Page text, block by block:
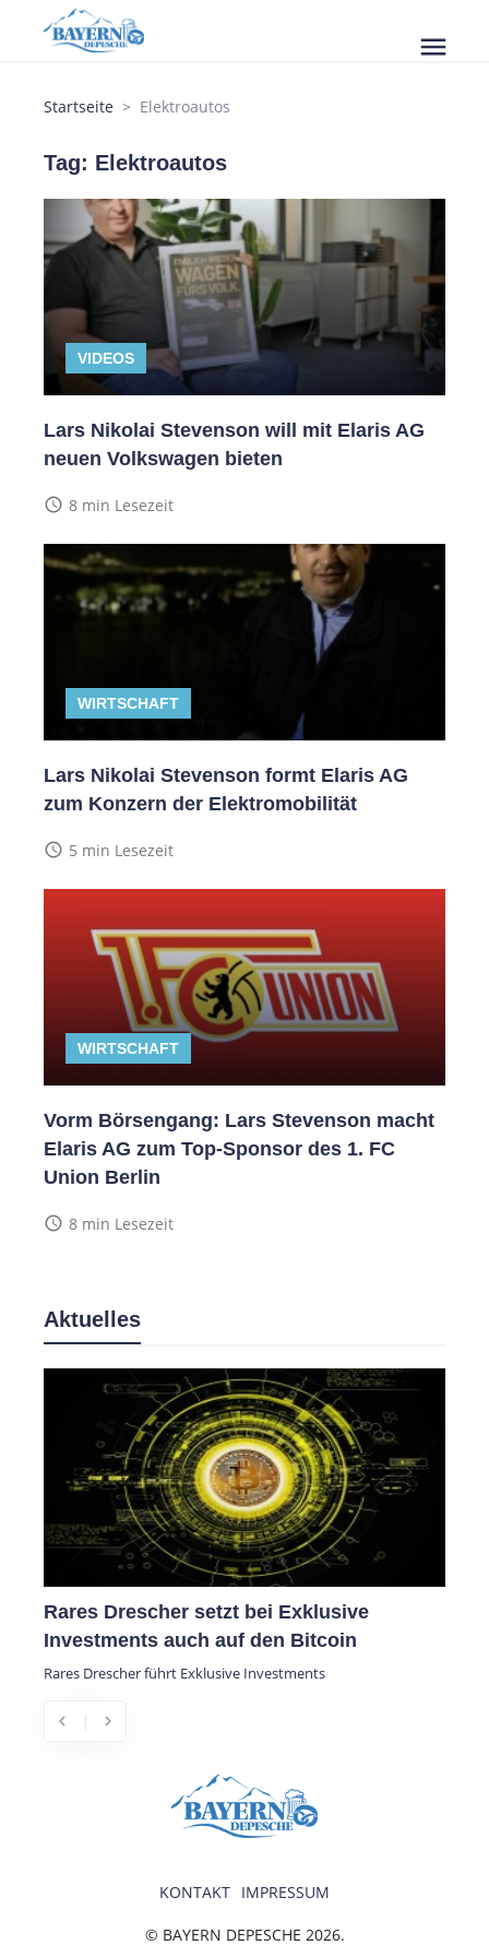
menu
Startseite Elektroautos
Tag: Elektroautos
VIDEOS
Lars Nikolai Stevenson will mit Elaris AG
neuen Volkswagen bieten
access_time 8 min Lesezeit
WIRTSCHAFT
Lars Nikolai Stevenson formt Elaris AG
zum Konzern der Elektromobilität
access_time 5 min Lesezeit
WIRTSCHAFT
Vorm Börsengang: Lars Stevenson macht
Elaris AG zum Top-Sponsor des 1. FC
Union Berlin
access_time 8 min Lesezeit
Aktuelles
Rares Drescher setzt bei Exklusive
Investments auch auf den Bitcoin
Rares Drescher führt Exklusive Investments
chevron_left chevron_right
© BAYERN DEPESCHE 2026.
KONTAKT IMPRESSUM